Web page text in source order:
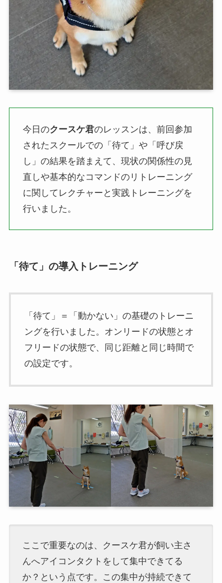
今日のクースケ君のレッスンは、前回参加
されたスクールでの「待て」や「呼び戻
し」の結果を踏まえて、現状の関係性の見
直しや基本的なコマンドのリトレーニング
に関してレクチャーと実践トレーニングを
行いました。
「待て」の導入トレーニング
「待て」＝「動かない」の基礎のトレーニ
ングを行いました。オンリードの状態とオ
フリードの状態で、同じ距離と同じ時間で
の設定です。
ここで重要なのは、クースケ君が飼い主さ
んへアイコンタクトをして集中できてる
か？という点です。この集中が持続できて